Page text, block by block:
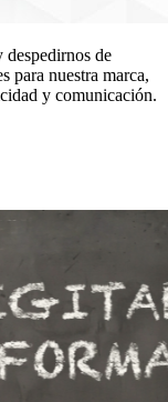
de
para nuestra marca,
y comunicación.